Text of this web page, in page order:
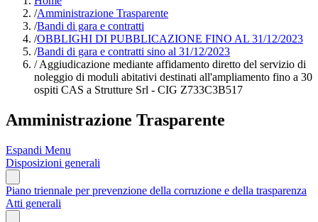
/Amministrazione Trasparente
/Bandi di gara e contratti
/OBBLIGHI DI PUBBLICAZIONE FINO AL 31/12/2023
/Bandi di gara e contratti sino al 31/12/2023
/Aggiudicazione mediante affidamento diretto del servizio di
noleggio di moduli abitativi destinati all'ampliamento fino a 30
ospiti CAS a Strutture Srl - CIG Z733C3B517
Amministrazione Trasparente
Espandi Menu
Disposizioni generali
Piano triennale per prevenzione della corruzione e della trasparenza
Atti generali